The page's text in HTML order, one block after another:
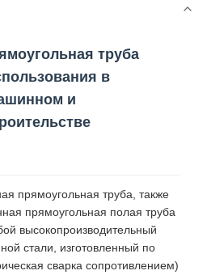
труба
в
и
прямоугольная труба, также
прямоугольная полая труба
высокопроизводительный
стали, изготовленный по
сварка сопротивлением)